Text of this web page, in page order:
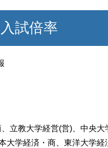
試倍率
立教大学経営(営)、中央大
大学経済・商、東洋大学経